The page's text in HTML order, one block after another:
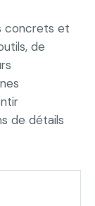
concrets et
de
de détails